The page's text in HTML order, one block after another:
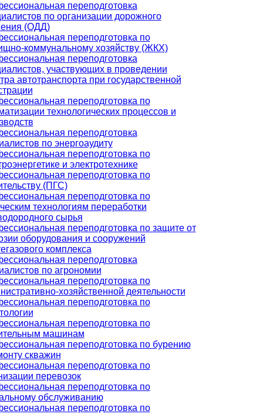
переподготовка
по организации дорожного
(ОДД)
переподготовка по
коммунальному хозяйству (ЖКХ)
переподготовка
участвующих в проведении
автотранспорта при государственной
переподготовка по
технологических процессов и
переподготовка
по энергоаудиту
переподготовка по
и электротехнике
переподготовка по
(ПГС)
переподготовка по
технологиям переработки
сырья
переподготовка по защите от
оборудования и сооружений
комплекса
переподготовка
по агрономии
переподготовка по
хозяйственной деятельности
переподготовка по
переподготовка по
машинам
переподготовка по бурению
скважин
переподготовка по
перевозок
переподготовка по
обслуживанию
переподготовка по